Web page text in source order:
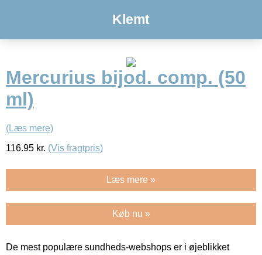
Klemt
Mercurius bijod. comp. (50
ml)
(Læs mere)
116.95 kr. (Vis fragtpris)
Læs mere »
Køb nu »
De mest populære sundheds-webshops er i øjeblikket